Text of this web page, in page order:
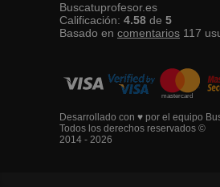
Buscatuprofesor.es
Calificación: 4.58 de 5
Basado en comentarios 117
Desarrollado con ♥ por el equipo
Todos los derechos reservados ©
2014 - 2026